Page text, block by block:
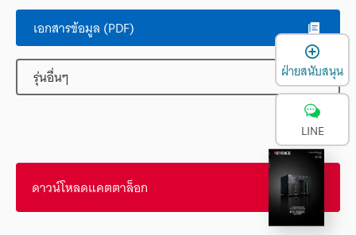
เอกสารข้อมูล (PDF)
รุ่นอื่นๆ
ดาวน์โหลดแคตตาล็อก
ฝ่ายสนับสนุน
LINE